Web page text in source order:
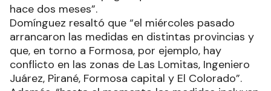
hace dos meses”.
Domínguez resaltó que “el miércoles pasado
arrancaron las medidas en distintas provincias y
que, en torno a Formosa, por ejemplo, hay
conflicto en las zonas de Las Lomitas, Ingeniero
Juárez, Pirané, Formosa capital y El Colorado”.